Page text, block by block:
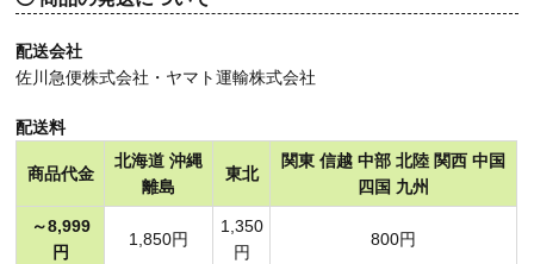
配送会社
佐川急便株式会社・ヤマト運輸株式会社
配送料
商品代金
北海道 沖縄
離島
東北
関東 信越 中部 北陸 関西 中国
四国 九州
～8,999
円
1,850円
1,350
円
800円